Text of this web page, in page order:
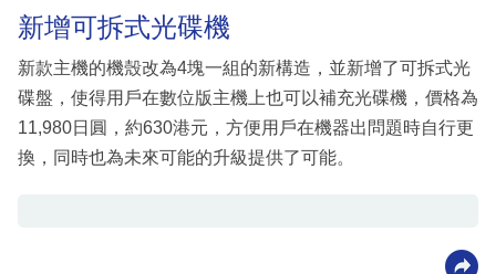
新增可拆式光碟機
新款主機的機殼改為4塊一組的新構造，並新增了可拆式光
碟盤，使得用戶在數位版主機上也可以補充光碟機，價格為
11,980日圓，約630港元，方便用戶在機器出問題時自行更
換，同時也為未來可能的升級提供了可能。